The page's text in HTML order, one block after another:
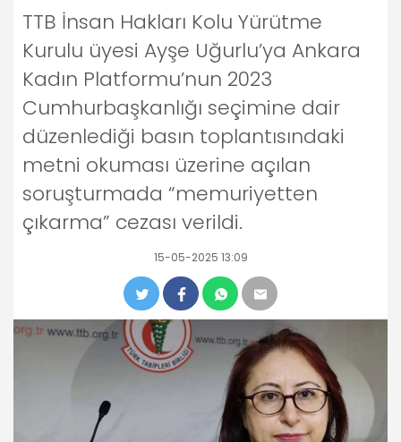
TTB İnsan Hakları Kolu Yürütme
Kurulu üyesi Ayşe Uğurlu’ya Ankara
Kadın Platformu’nun 2023
Cumhurbaşkanlığı seçimine dair
düzenlediği basın toplantısındaki
metni okuması üzerine açılan
soruşturmada “memuriyetten
çıkarma” cezası verildi.
15-05-2025 13:09